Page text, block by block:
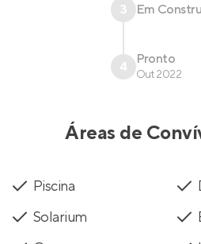
3 Em
4 Pronto
Out 2022
Áreas de
Piscina
Solarium